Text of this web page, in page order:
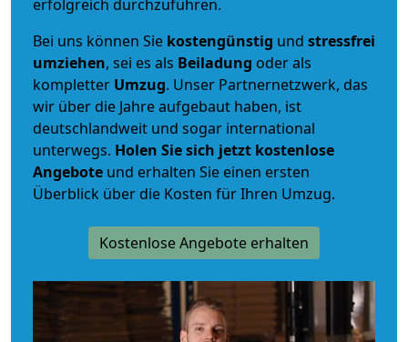
erfolgreich durchzuführen.
Bei uns können Sie kostengünstig und stressfrei
umziehen, sei es als Beiladung oder als
kompletter Umzug. Unser Partnernetzwerk, das
wir über die Jahre aufgebaut haben, ist
deutschlandweit und sogar international
unterwegs. Holen Sie sich jetzt kostenlose
Angebote und erhalten Sie einen ersten
Überblick über die Kosten für Ihren Umzug.
Kostenlose Angebote erhalten